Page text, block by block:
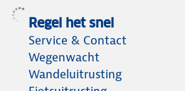
Regel het snel
Service & Contact
Wegenwacht
Wandeluitrusting